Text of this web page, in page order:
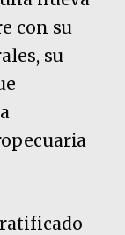
con su
su